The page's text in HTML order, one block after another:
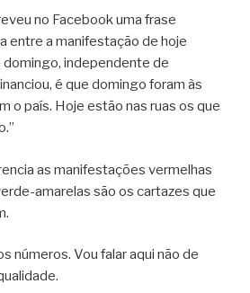
no Facebook uma frase
entre a manifestação de hoje
domingo, independente de
é que domingo foram às
o país. Hoje estão nas ruas os que
as manifestações vermelhas
amarelas são os cartazes que
números. Vou falar aqui não de